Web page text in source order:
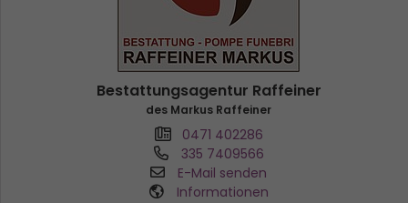
Bestattungsagentur Raffeiner
des Markus Raffeiner
0471 402286
335 7409566
E-Mail senden
Informationen